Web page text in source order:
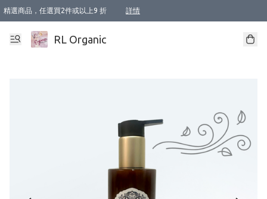
精選商品，任選買2件或以上9 折 詳情
XI周年優惠【新品自由選2件88折/3件85折】
XI周年優惠【Chakra 脈輪平衡自由選2件9折/3件85折/5件8折】
Florame 肌底自由選 2支9折 3支85折
XI周年優惠【蟲蟲退散 · 防衛結界﹞系列2件9折】
Sunki 任選2件95折
BIOFFICINA TOSCANA 任選2支9折 3支85折
Lamav 任選1件9折 2件85折
Mukti Organics 指定產品任選1件9折, 2件88折 3件85折
Intelligent Nutrients Skincare 任選2件9折
deodorant 任選2件88折
化妝品 任選2件95折
XI周年優惠【身心靈單品 任選2件9折/3件85折/5件8折】
XI周年優惠 【精油/香水 任選2件9折/3件85折/5件8折】
XI周年優惠【「關節到肌膚」全效養護 BODY OIL 組2件88折/3件85折】
XI周年優惠【夏日有機物理防曬套裝2件88折】
XI周年優惠【夏日潔面隨意選2件88折/3件85折】
XI周年優惠【逆齡奇蹟抗氧 11 自由選2件88折/3件85折/4件或以上8折】
新會員首次購物即享全單 95 折優惠！
成為VIP / VVIP 可享有生日月現金扣減獎賞優惠 !! 記得去賬户資料填上生日日期啦 !
選用順豐速運，滿$500 免運費
本地速遞 京東 送住宅/ 工商地址 $400 免運費
澳門訂單選用順豐速運，滿$800 免運費
RL Organic